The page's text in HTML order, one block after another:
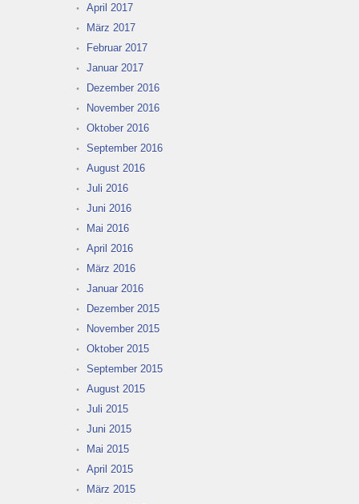
April 2017
März 2017
Februar 2017
Januar 2017
Dezember 2016
November 2016
Oktober 2016
September 2016
August 2016
Juli 2016
Juni 2016
Mai 2016
April 2016
März 2016
Januar 2016
Dezember 2015
November 2015
Oktober 2015
September 2015
August 2015
Juli 2015
Juni 2015
Mai 2015
April 2015
März 2015